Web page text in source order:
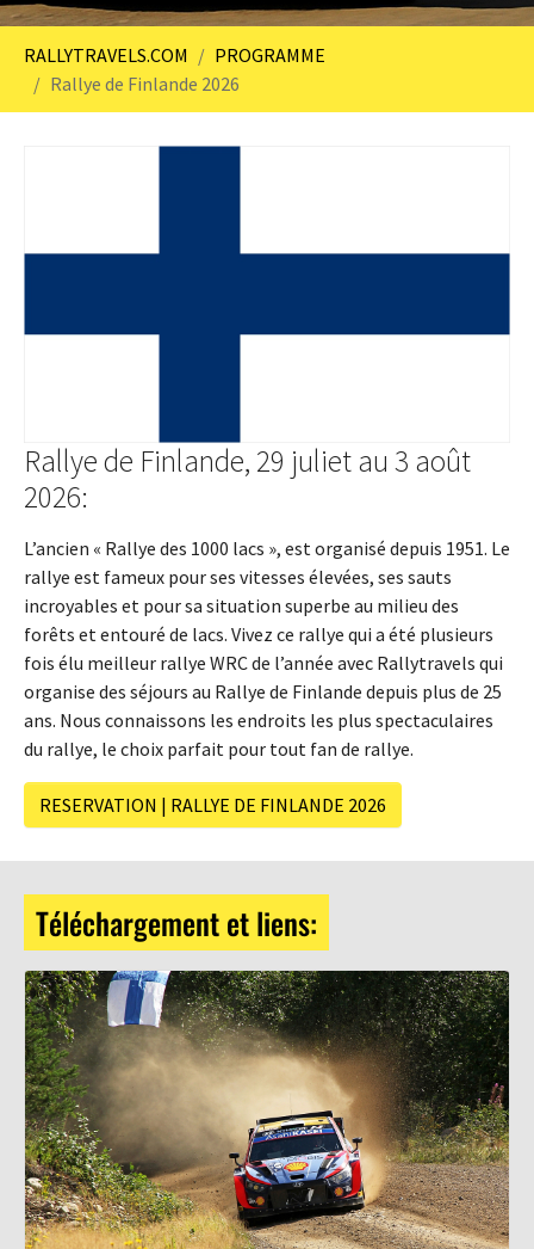
RALLYTRAVELS.COM
PROGRAMME
Rallye de Finlande 2026
Rallye de Finlande, 29 juliet au 3 août
2026:
L’ancien « Rallye des 1000 lacs », est organisé depuis 1951. Le
rallye est fameux pour ses vitesses élevées, ses sauts
incroyables et pour sa situation superbe au milieu des
forêts et entouré de lacs. Vivez ce rallye qui a été plusieurs
fois élu meilleur rallye WRC de l’année avec Rallytravels qui
organise des séjours au Rallye de Finlande depuis plus de 25
ans. Nous connaissons les endroits les plus spectaculaires
du rallye, le choix parfait pour tout fan de rallye.
RESERVATION | RALLYE DE FINLANDE 2026
Téléchargement et liens: